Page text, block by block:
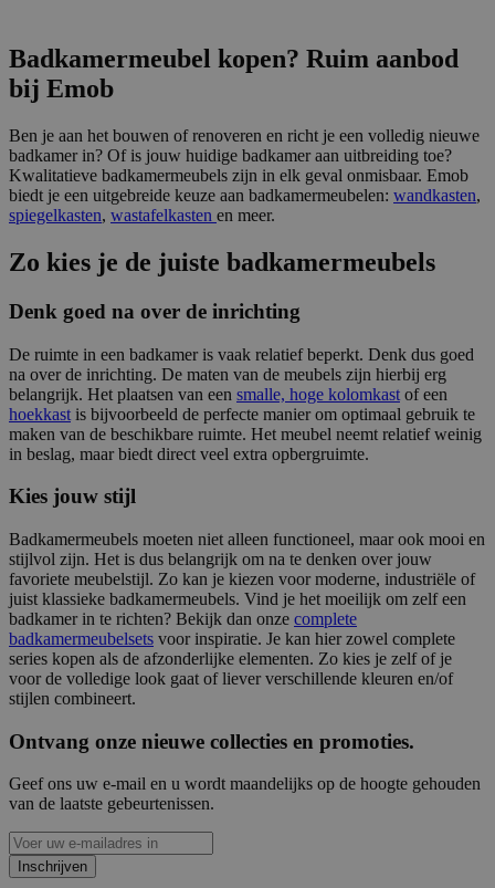
Badkamermeubel kopen? Ruim aanbod
bij Emob
Ben je aan het bouwen of renoveren en richt je een volledig nieuwe
badkamer in? Of is jouw huidige badkamer aan uitbreiding toe?
Kwalitatieve badkamermeubels zijn in elk geval onmisbaar. Emob
biedt je een uitgebreide keuze aan badkamermeubelen: wandkasten,
spiegelkasten, wastafelkasten en meer.
Zo kies je de juiste badkamermeubels
Denk goed na over de inrichting
De ruimte in een badkamer is vaak relatief beperkt. Denk dus goed
na over de inrichting. De maten van de meubels zijn hierbij erg
belangrijk. Het plaatsen van een smalle, hoge kolomkast of een
hoekkast is bijvoorbeeld de perfecte manier om optimaal gebruik te
maken van de beschikbare ruimte. Het meubel neemt relatief weinig
in beslag, maar biedt direct veel extra opbergruimte.
Kies jouw stijl
Badkamermeubels moeten niet alleen functioneel, maar ook mooi en
stijlvol zijn. Het is dus belangrijk om na te denken over jouw
favoriete meubelstijl. Zo kan je kiezen voor moderne, industriële of
juist klassieke badkamermeubels. Vind je het moeilijk om zelf een
badkamer in te richten? Bekijk dan onze complete
badkamermeubelsets voor inspiratie. Je kan hier zowel complete
series kopen als de afzonderlijke elementen. Zo kies je zelf of je
voor de volledige look gaat of liever verschillende kleuren en/of
stijlen combineert.
Ontvang onze nieuwe collecties en promoties.
Geef ons uw e-mail en u wordt maandelijks op de hoogte gehouden
van de laatste gebeurtenissen.
Inschrijven